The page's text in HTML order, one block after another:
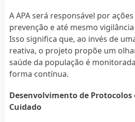
A APA será responsável por
prevenção e até mesmo
Isso significa que, ao invés de
reativa, o projeto propõe um
saúde da população é
forma contínua.
Desenvolvimento de Protocolos
Cuidado